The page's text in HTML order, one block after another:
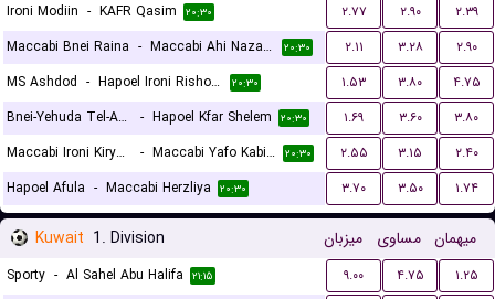
Ironi Modiin - KAFR Qasim ۲۰:۳۰ ۲.۷۷ ۲.۹۰
۲.۳۹
Maccabi Bnei Raina - Maccabi Ahi Nazareth FC ۲۰:۳۰ ۲.۱۱ ۳.۲۸
۲.۹۰
MS Ashdod - Hapoel Ironi Rishon Lezion ۲۰:۳۰ ۱.۵۳ ۳.۸۰
۴.۷۵
Bnei-Yehuda Tel-Aviv
- Hapoel Kfar Shelem ۲۰:۳۰ ۱.۶۹ ۳.۶۰
۳.۸۰
Maccabi Ironi Kiryat Gat
- Maccabi Yafo Kabilyo ۲۰:۳۰ ۲.۵۵ ۳.۱۵
۲.۴۰
Hapoel Afula - Maccabi Herzliya ۲۰:۳۰ ۳.۷۰ ۳.۵۰ ۱.۷۴
Kuwait 1. Division میزبان مساوی میهمان
Sporty - Al Sahel Abu Halifa ۲۱:۱۵ ۹.۰۰ ۴.۷۵
۱.۲۵